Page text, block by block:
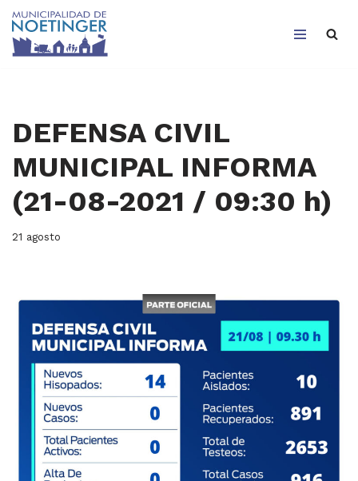
Saltar
DEFENSA CIVIL
MUNICIPAL INFORMA
(21-08-2021 / 09:30 h)
21 agosto